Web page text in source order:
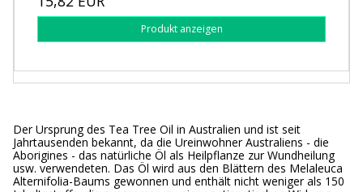
Produkt anzeigen
Der Ursprung des Tea Tree Oil in Australien und ist seit
Jahrtausenden bekannt, da die Ureinwohner Australiens - die
Aborigines - das natürliche Öl als Heilpflanze zur Wundheilung
usw. verwendeten. Das Öl wird aus den Blättern des Melaleuca
Alternifolia-Baums gewonnen und enthält nicht weniger als 150